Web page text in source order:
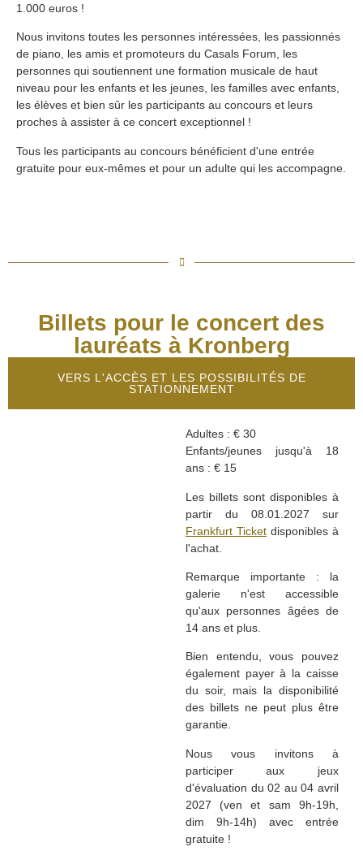
1.000 euros !
Nous invitons toutes les personnes intéressées, les passionnés
de piano, les amis et promoteurs du Casals Forum, les
personnes qui soutiennent une formation musicale de haut
niveau pour les enfants et les jeunes, les familles avec enfants,
les élèves et bien sûr les participants au concours et leurs
proches à assister à ce concert exceptionnel !
Tous les participants au concours bénéficient d'une entrée
gratuite pour eux-mêmes et pour un adulte qui les accompagne.
Billets pour le concert des
lauréats à Kronberg
VERS L'ACCÈS ET LES POSSIBILITÉS DE
STATIONNEMENT
Adultes : € 30
Enfants/jeunes jusqu'à 18
ans : € 15
Les billets sont disponibles à
partir du 08.01.2027 sur
Frankfurt Ticketdisponibles à
l'achat.
Remarque importante : la
galerie n'est accessible
qu'aux personnes âgées de
14 ans et plus.
Bien entendu, vous pouvez
également payer à la caisse
du soir, mais la disponibilité
des billets ne peut plus être
garantie.
Nous vous invitons à
participer aux jeux
d'évaluation du 02 au 04 avril
2027 (ven et sam 9h-19h,
dim 9h-14h) avec entrée
gratuite !